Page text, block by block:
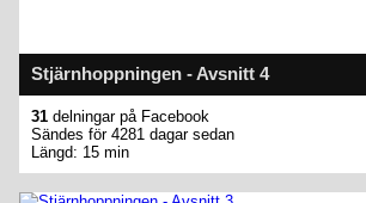
Stjärnhoppningen - Avsnitt 4
31 delningar på Facebook
Sändes för 4281 dagar sedan
Längd: 15 min